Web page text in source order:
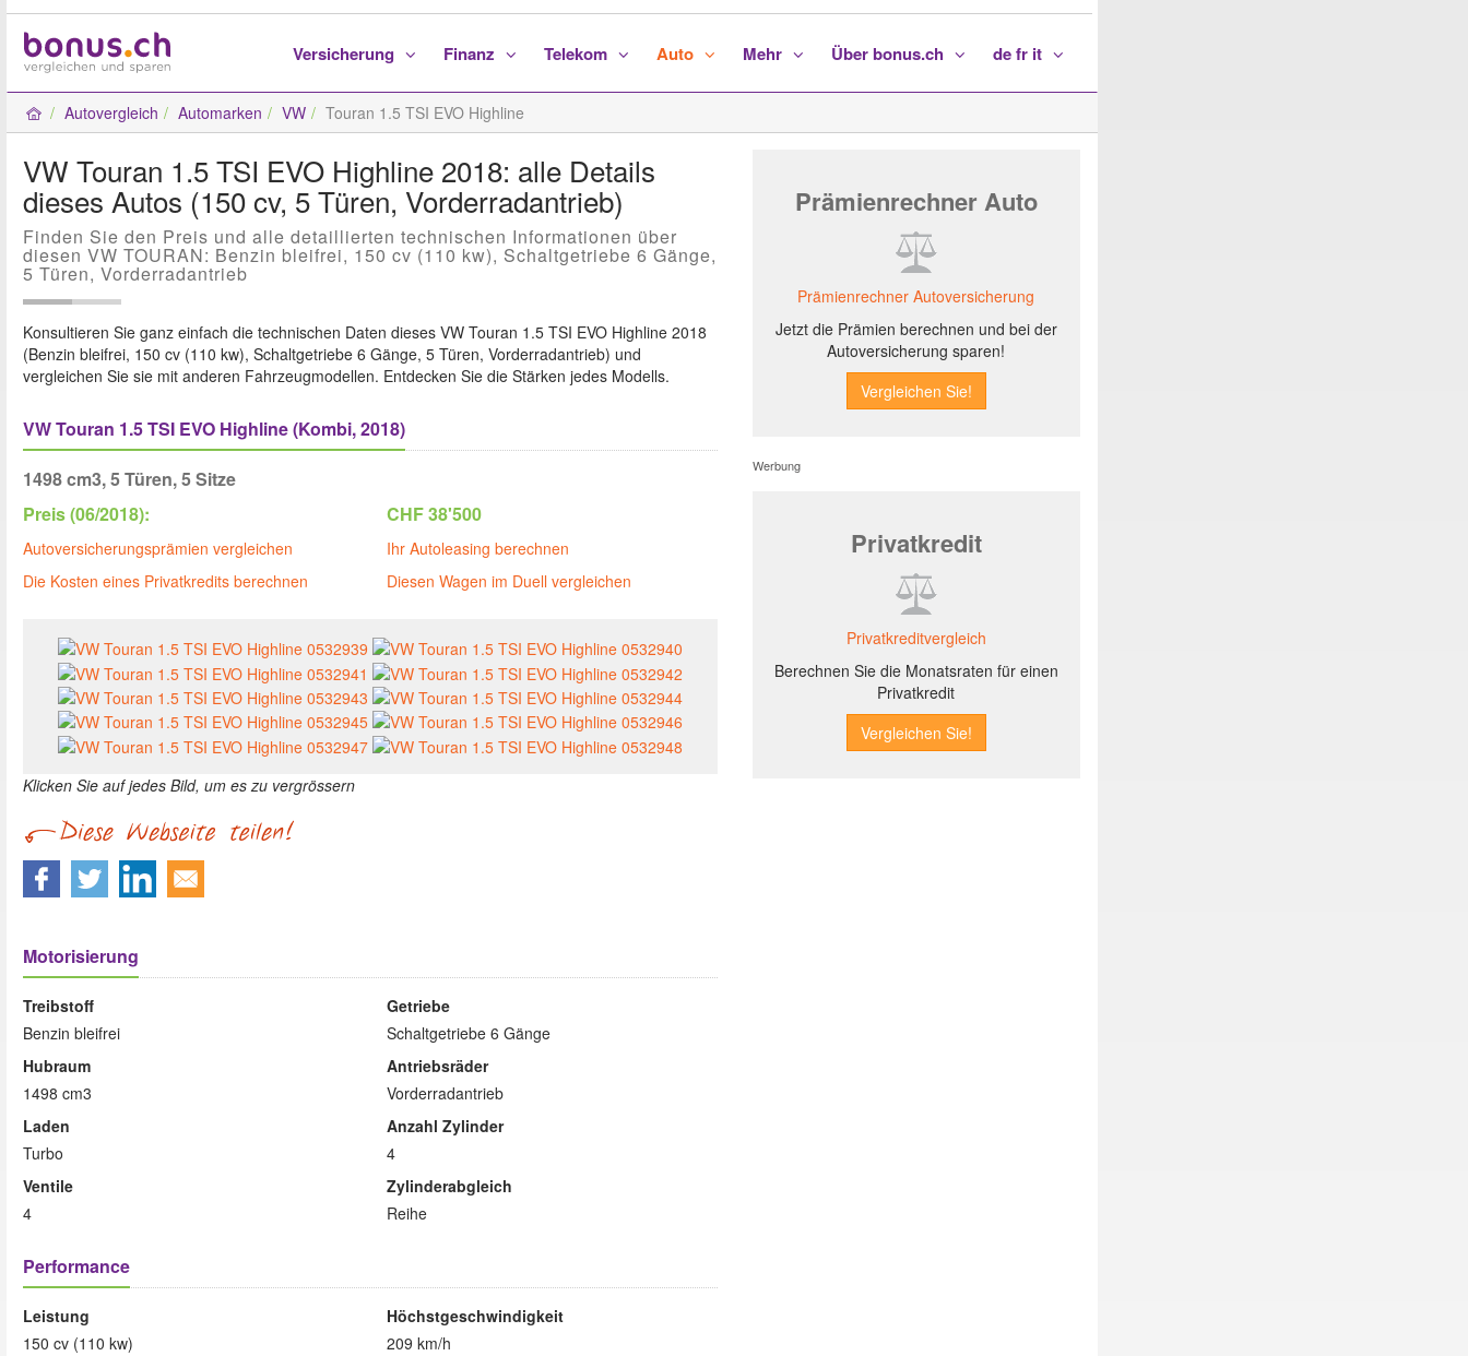
Versicherung Finanz Telekom Auto Mehr Über bonus.ch de fr it
Autovergleich Automarken VW Touran 1.5 TSI EVO Highline
VW Touran 1.5 TSI EVO Highline 2018: alle Details
dieses Autos (150 cv, 5 Türen, Vorderradantrieb)
Finden Sie den Preis und alle detaillierten technischen Informationen über
diesen VW TOURAN: Benzin bleifrei, 150 cv (110 kw), Schaltgetriebe 6 Gänge,
5 Türen, Vorderradantrieb
Konsultieren Sie ganz einfach die technischen Daten dieses VW Touran 1.5 TSI EVO Highline 2018
(Benzin bleifrei, 150 cv (110 kw), Schaltgetriebe 6 Gänge, 5 Türen, Vorderradantrieb) und
vergleichen Sie sie mit anderen Fahrzeugmodellen. Entdecken Sie die Stärken jedes Modells.
VW Touran 1.5 TSI EVO Highline (Kombi, 2018)
1498 cm3, 5 Türen, 5 Sitze
Preis (06/2018):
CHF 38'500
Autoversicherungsprämien vergleichen
Die Kosten eines Privatkredits berechnen
Ihr Autoleasing berechnen
Diesen Wagen im Duell vergleichen
Klicken Sie auf jedes Bild, um es zu vergrössern
Motorisierung
Treibstoff
Benzin bleifrei
Getriebe
Schaltgetriebe 6 Gänge
Hubraum
1498 cm3
Antriebsräder
Vorderradantrieb
Laden
Turbo
Anzahl Zylinder
4
Ventile
4
Zylinderabgleich
Reihe
Performance
Leistung
150 cv (110 kw)
Höchstgeschwindigkeit
209 km/h
Prämienrechner Auto
Prämienrechner Autoversicherung
Jetzt die Prämien berechnen und bei der
Autoversicherung sparen!
Werbung
Privatkredit
Privatkreditvergleich
Berechnen Sie die Monatsraten für einen
Privatkredit